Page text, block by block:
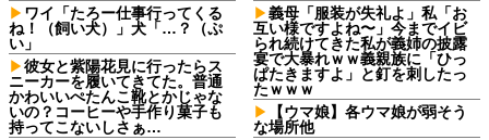
ワイ「たろー仕事行ってくる
ね！（飼い犬）」犬「…？（ぷ
い」
彼女と紫陽花見に行ったらス
ニーカーを履いてきてた。普通
かわいいぺたんこ靴とかじゃな
いの？コーヒーや手作り菓子も
持ってこないしさぁ…
義母「服装が失礼よ」私「お
互い様ですよね〜」今までイビ
られ続けてきた私が義姉の披露
宴で大暴れｗｗ義親族に「ひっ
ぱたきますよ」と釘を刺したっ
たｗｗｗ
【ウマ娘】各ウマ娘が弱そう
な場所他